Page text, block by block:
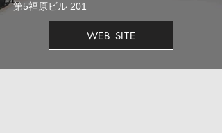
​第5福原ビル 201
WEB SITE